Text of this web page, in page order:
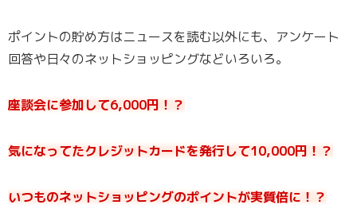
ポイントの貯め方はニュースを読む以外にも、アンケート
回答や日々のネットショッピングなどいろいろ。
座談会に参加して6,000円！？
気になってたクレジットカードを発行して10,000円！？
いつものネットショッピングのポイントが実質倍に！？